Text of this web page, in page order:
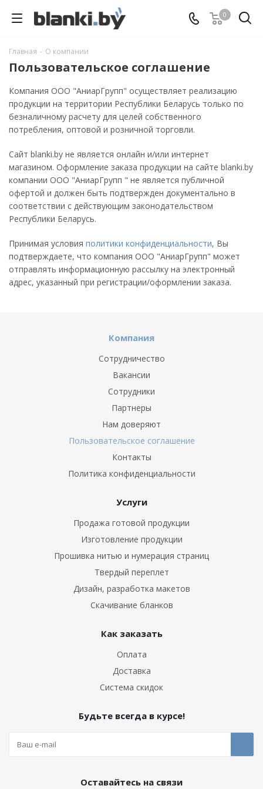
0
Главная - О компании
Пользовательское соглашение
Компания ООО "АниарГрупп" осуществляет реализацию
продукции на территории Республики Беларусь только по
безналичному расчету для целей собственного
потребления, оптовой и розничной торговли.
Сайт blanki.by не является онлайн и/или интернет
магазином. Оформление заказа продукции на сайте blanki.by
компании ООО "АниарГрупп " не является публичной
офертой и должен быть подтвержден документально в
соответствии с действующим законодательством
Республики Беларусь.
Принимая условия политики конфиденциальности, Вы
подтверждаете, что компания ООО "АниарГрупп" может
отправлять информационную рассылку на электронный
адрес, указанный при регистрации/оформлении заказа.
Компания
Сотрудничество
Вакансии
Сотрудники
Партнеры
Нам доверяют
Пользовательское соглашение
Контакты
Политика конфиденциальности
Услуги
Продажа готовой продукции
Изготовление продукции
Прошивка нитью и нумерация страниц
Твердый переплет
Дизайн, разработка макетов
Скачивание бланков
Как заказать
Оплата
Доставка
Система скидок
Будьте всегда в курсе!
Оставайтесь на связи